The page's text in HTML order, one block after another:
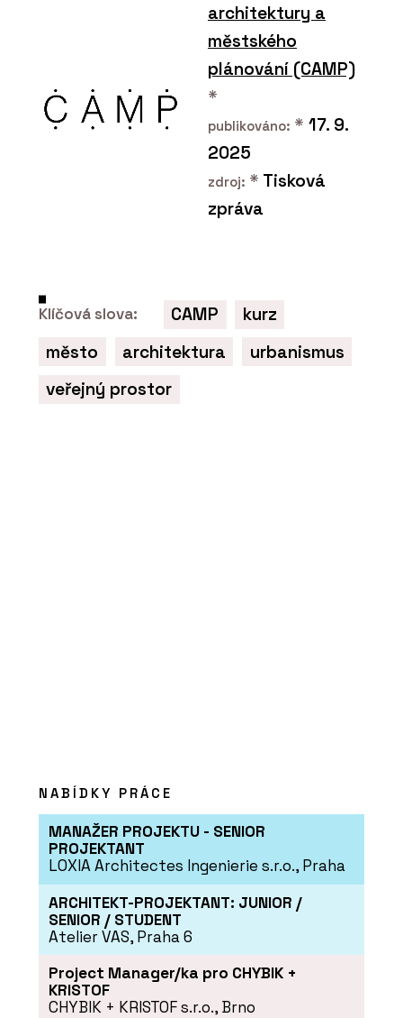
architektury a
městského
plánování (CAMP)
*
publikováno: * 17. 9.
2025
zdroj: * Tisková
zpráva
Klíčová slova: CAMP
kurz
město
architektura
urbanismus
veřejný prostor
NABÍDKY PRÁCE
MANAŽER PROJEKTU - SENIOR
PROJEKTANT
LOXIA Architectes Ingenierie s.r.o., Praha
ARCHITEKT-PROJEKTANT: JUNIOR /
SENIOR / STUDENT
Atelier VAS, Praha 6
Project Manager/ka pro CHYBIK +
KRISTOF
CHYBIK + KRISTOF s.r.o., Brno